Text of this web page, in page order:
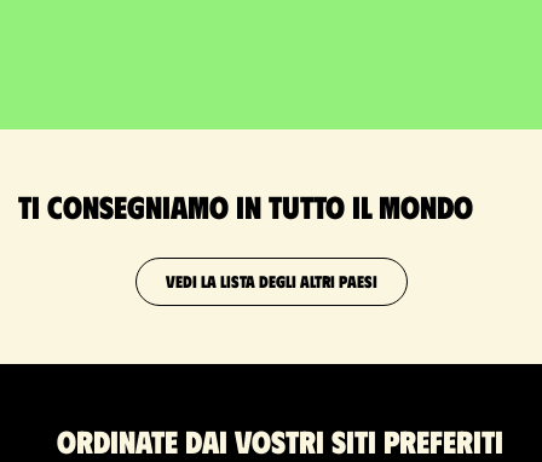
Ti consegniamo in tutto il mondo
VEDI LA LISTA DEGLI ALTRI PAESI
Ordinate dai vostri siti preferiti